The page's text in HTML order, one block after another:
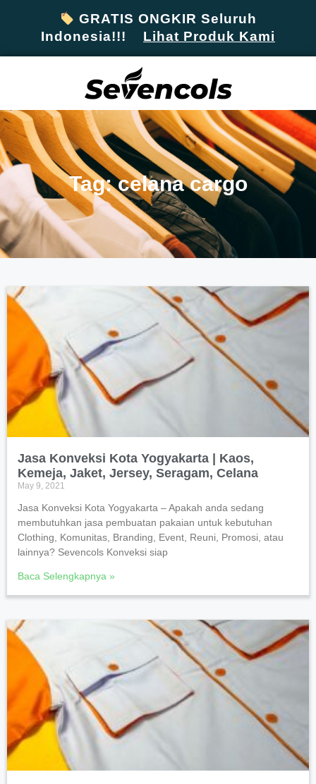
GRATIS ONGKIR Seluruh
Indonesia!!! Lihat Produk Kami
Tag: celana cargo
Jasa Konveksi Kota Yogyakarta | Kaos,
Kemeja, Jaket, Jersey, Seragam, Celana
May 9, 2021
Jasa Konveksi Kota Yogyakarta – Apakah anda sedang
membutuhkan jasa pembuatan pakaian untuk kebutuhan
Clothing, Komunitas, Branding, Event, Reuni, Promosi, atau
lainnya? Sevencols Konveksi siap
Baca Selengkapnya »